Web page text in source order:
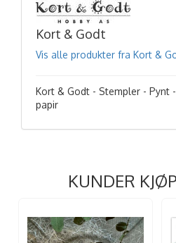
Kort & Godt
Vis alle produkter fra Kort &
Kort & Godt - Stempler - Pynt
papir
KUNDER